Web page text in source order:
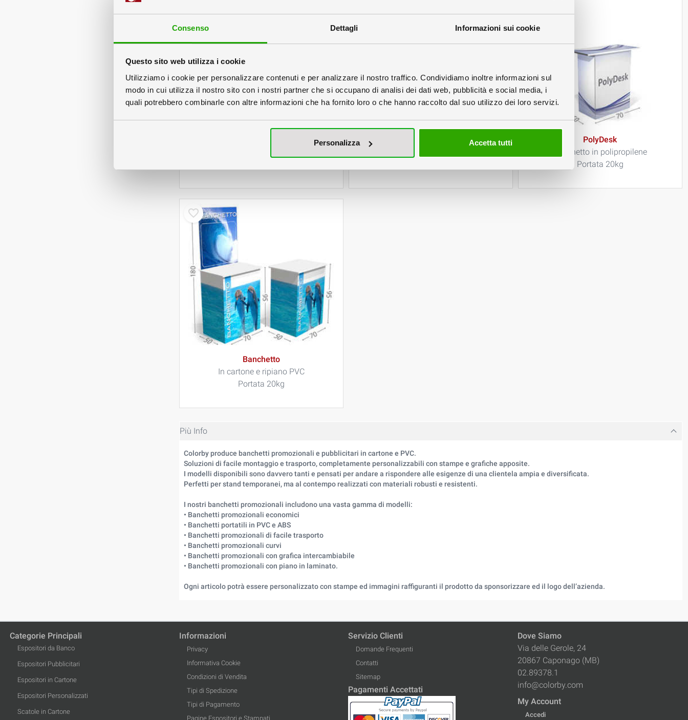
Consenso Dettagli Informazioni sui cookie
Questo sito web utilizza i cookie
Utilizziamo i cookie per personalizzare contenuti e per analizzare il nostro traffico. Condividiamo inoltre informazioni sul
modo in cui utilizza il nostro sito con i nostri partner che si occupano di analisi dei dati web, pubblicità e social media, i
quali potrebbero combinarle con altre informazioni che ha fornito loro o che hanno raccolto dal suo utilizzo dei loro servizi.
Personalizza Accetta tutti
PolyDesk
Banchetto in polipropilene
Portata 20kg
Banchetto
In cartone e ripiano PVC
Portata 20kg
Più Info
Colorby produce banchetti promozionali e pubblicitari in cartone e PVC.
Soluzioni di facile montaggio e trasporto, completamente personalizzabili con stampe e grafiche apposite.
I modelli disponibili sono davvero tanti e pensati per andare a rispondere alle esigenze di una clientela ampia e diversificata.
Perfetti per stand temporanei, ma al contempo realizzati con materiali robusti e resistenti.
I nostri banchetti promozionali includono una vasta gamma di modelli:
• Banchetti promozionali economici
• Banchetti portatili in PVC e ABS
• Banchetti promozionali di facile trasporto
• Banchetti promozionali curvi
• Banchetti promozionali con grafica intercambiabile
• Banchetti promozionali con piano in laminato.
Ogni articolo potrà essere personalizzato con stampe ed immagini raffiguranti il prodotto da sponsorizzare ed il logo dell’azienda.
Categorie Principali
Espositori da Banco
Espositori Pubblicitari
Espositori in Cartone
Espositori Personalizzati
Scatole in Cartone
Informazioni
Privacy
Informativa Cookie
Condizioni di Vendita
Tipi di Spedizione
Tipi di Pagamento
Pagine Espositori e Stampati
Servizio Clienti
Domande Frequenti
Contatti
Sitemap
Pagamenti Accettati
Dove Siamo
Via delle Gerole, 24
20867 Caponago (MB)
02.89378.1
info@colorby.com
My Account
Accedi